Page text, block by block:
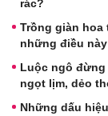
rác?
Trồng giàn
những điều
Luộc ngô
ngọt lịm, dẻo
Những dấu